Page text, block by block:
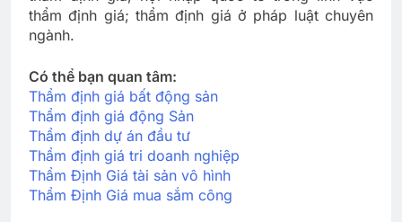
thẩm định giá; thẩm định giá ở pháp luật chuyên
ngành.
Có thể bạn quan tâm:
Thẩm định giá bất động sản
Thẩm định giá động Sản
Thẩm định dự án đầu tư
Thẩm định giá tri doanh nghiệp
Thẩm Định Giá tài sản vô hình
Thẩm Định Giá mua sắm công